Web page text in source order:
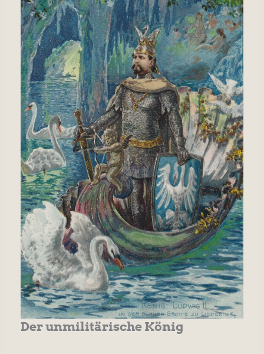
Der unmilitärische König